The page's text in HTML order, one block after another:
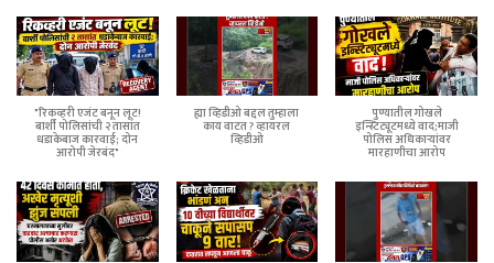
"रिकव्हरी एजंट बनून लूट!
बार्शी पोलिसांची २ तासांत
धडाकेबाज कारवाई; दोन
आरोपी जेरबंद"
ह्या व्हिडीओ बद्दल तुम्हाला
काय वाटत ? व्हायरल
व्हिडीओ
पुण्यातील गोखले
इन्स्टिट्यूटमध्ये वाद;माजी
पोलिस अधिकाऱ्यांवर
मारहाणीचा आरोप